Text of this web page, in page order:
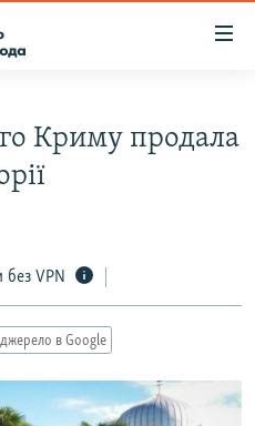
Криму продала
без VPN
в Google